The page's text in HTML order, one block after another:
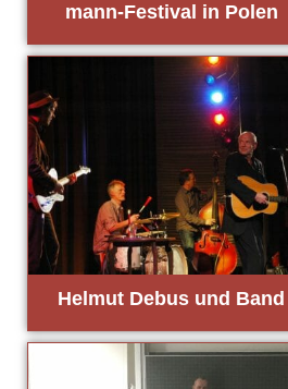
mann-Fes­ti­val in Polen
Hel­mut Debus und Band